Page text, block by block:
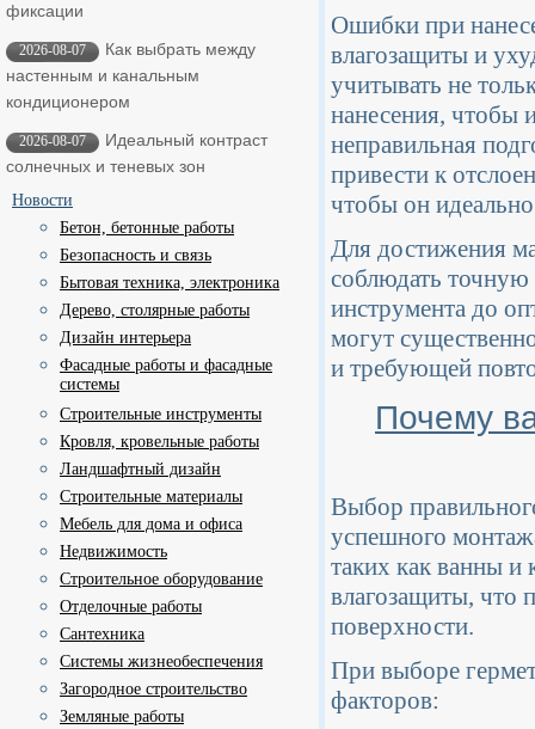
фиксации
2026-08-07
Как выбрать между
настенным и канальным
кондиционером
2026-08-07
Идеальный контраст
солнечных и теневых зон
Новости
Бетон, бетонные работы
Безопасность и связь
Бытовая техника, электроника
Дерево, столярные работы
Дизайн интерьера
Фасадные работы и фасадные
системы
Строительные инструменты
Кровля, кровельные работы
Ландшафтный дизайн
Строительные материалы
Мебель для дома и офиса
Недвижимость
Строительное оборудование
Отделочные работы
Сантехника
Системы жизнеобеспечения
Загородное строительство
Земляные работы
Ошибки при
влагозащиты и
учитывать не
нанесения, чтобы
неправильная
привести к
чтобы он идеально
Для достижения
соблюдать
инструмента до
могут
и требующей
Почему
Выбор
успешного
таких как ванны и
влагозащиты, что
поверхности.
При выборе
факторов: